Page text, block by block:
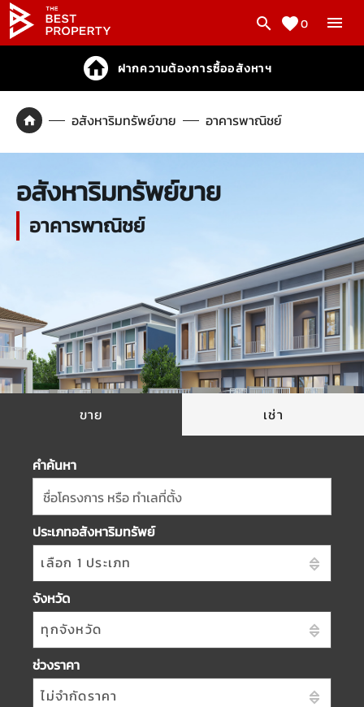
0
ฝากความต้องการซื้ออสังหาฯ
อสังหาริมทรัพย์ขาย อาคารพาณิชย์
อสังหาริมทรัพย์ขาย
อาคารพาณิชย์
ขาย เช่า
คำค้นหา
ชื่อโครงการ หรือ ทำเลที่ตั้ง
ประเภทอสังหาริมทรัพย์
เลือก 1 ประเภท
จังหวัด
ทุกจังหวัด
ช่วงราคา
ไม่จำกัดราคา